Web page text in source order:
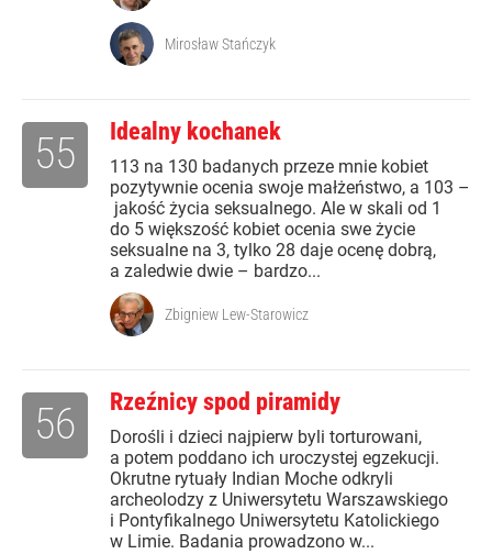
Mirosław Stańczyk
Idealny kochanek
113 na 130 badanych przeze mnie kobiet
pozytywnie ocenia swoje małżeństwo, a 103 –
jakość życia seksualnego. Ale w skali od 1
do 5 większość kobiet ocenia swe życie
seksualne na 3, tylko 28 daje ocenę dobrą,
a zaledwie dwie – bardzo...
55
Zbigniew Lew-Starowicz
Rzeźnicy spod piramidy
Dorośli i dzieci najpierw byli torturowani,
a potem poddano ich uroczystej egzekucji.
Okrutne rytuały Indian Moche odkryli
archeolodzy z Uniwersytetu Warszawskiego
i Pontyfikalnego Uniwersytetu Katolickiego
w Limie. Badania prowadzono w...
56